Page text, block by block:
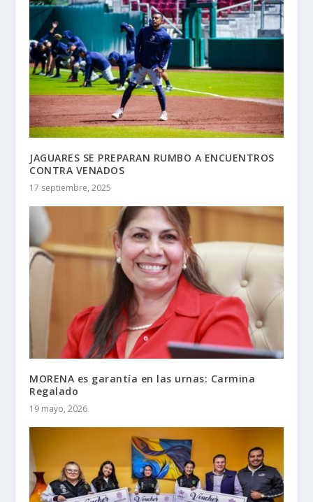
JAGUARES SE PREPARAN RUMBO A ENCUENTROS
CONTRA VENADOS
17 septiembre, 2025
MORENA es garantía en las urnas: Carmina
Regalado
19 mayo, 2026